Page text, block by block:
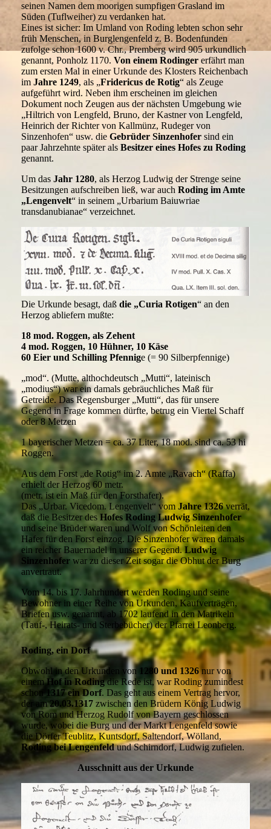
seinen Namen dem moorigen sumpfigen Grasland im
Süden (Tuflweiher) zu verdanken hat.
Eines ist sicher: Im Umland von Roding lebten schon sehr
früh Menschen, in Burglengenfeld z. B. Bodenfunden
zufolge schon 1600 v. Chr., Premberg wird 905 urkundlich
genannt, Ponholz 1170. Von einem Rodinger erfährt man
zum ersten Mal in einer Urkunde des Klosters Reichenbach
im Jahre 1249, als „Fridericus de Rotig“ als Zeuge
aufgeführt wird. Neben ihm erscheinen im gleichen
Dokument noch Zeugen aus der nächsten Umgebung wie
„Hiltrich von Lengfeld, Bruno, der Kastner von Lengfeld,
Heinrich der Richter von Kallmünz, Rudeger von
Sinzenhofen“ usw. die Gebrüder Sinzenhofer sind ein
paar Jahrzehnte später als Besitzer eines Hofes zu Roding
genannt.
Um das Jahr 1280, als Herzog Ludwig der Strenge seine
Besitzungen aufschreiben ließ, war auch Roding im Amte
„Lengenvelt“ in seinem „Urbarium Baiuwriae
transdanubianae“ verzeichnet.
Die Urkunde besagt, daß die „Curia Rotigen“ an den
Herzog abliefern mußte:
18 mod. Roggen, als Zehent
4 mod. Roggen, 10 Hühner, 10 Käse
60 Eier und Schilling Pfennige (= 90 Silberpfennige)
„mod“. (Mutte, althochdeutsch „Mutti“, lateinisch
„modius“) war ein damals gebräuchliches Maß für
Getreide. Das Regensburger „Mutti“, das für unsere
Gegend in Frage kommen dürfte, betrug ein Viertel Schaff
oder 8 Metzen
1 bayerischer Metzen = ca. 37 Liter, 18 mod. sind ca. 53 hi
Roggen.
Aus dem Forst „de Rotig“ im 2. Amte „Ravach“ (Raffa)
erhielt der Herzog 60 metr.
(metr. ist ein Maß für den Forsthafer).
Das „Urbar. Vicedom. Lengenvelt“ vom Jahre 1326verrät,
daß die Besitzer des Hofes Roding Ludwig Sinzenhofer
und seine Brüder waren und Wolf von Schönleiten den
Hafer für den Forst einzog. Die Sinzenhofer waren damals
ein reicher Bauernadel in unserer Gegend.Ludwig
Sinzenhofer war zu dieser Zeit sogar die Obhut der Burg
anvertraut.
Vom 14. bis 17. Jahrhundert werden Roding und seine
Bewohner in einer Reihe von Urkunden, Kaufverträgen,
Briefen usw. genannt, ab 1702 laufend in den Matrikeln
(Tauf-, Heirats- und Sterbebücher) der Pfarrei Leonberg.
Roding, ein Dorf
Obwohl in den Urkunden von 1280 und 1326nur von
einemHof in Rodingdie Rede ist, war Roding zumindest
schon 1317 ein Dorf. Das geht aus einem Vertrag hervor,
der am20.03.1317 zwischen den Brüdern König Ludwig
von Rom und Herzog Rudolf von Bayern geschlossen
wurde, wobei die Burg und der Markt Lengenfeld sowie
die Dörfer Teublitz, Kuntsdorf, Saltendorf, Wölland,
Roding bei Lengenfeldund Schirndorf, Ludwig zufielen.
Ausschnitt aus der Urkunde